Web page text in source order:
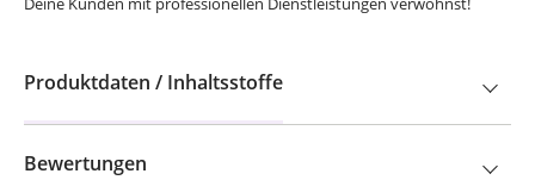
Produktdaten / Inhaltsstoffe
Bewertungen